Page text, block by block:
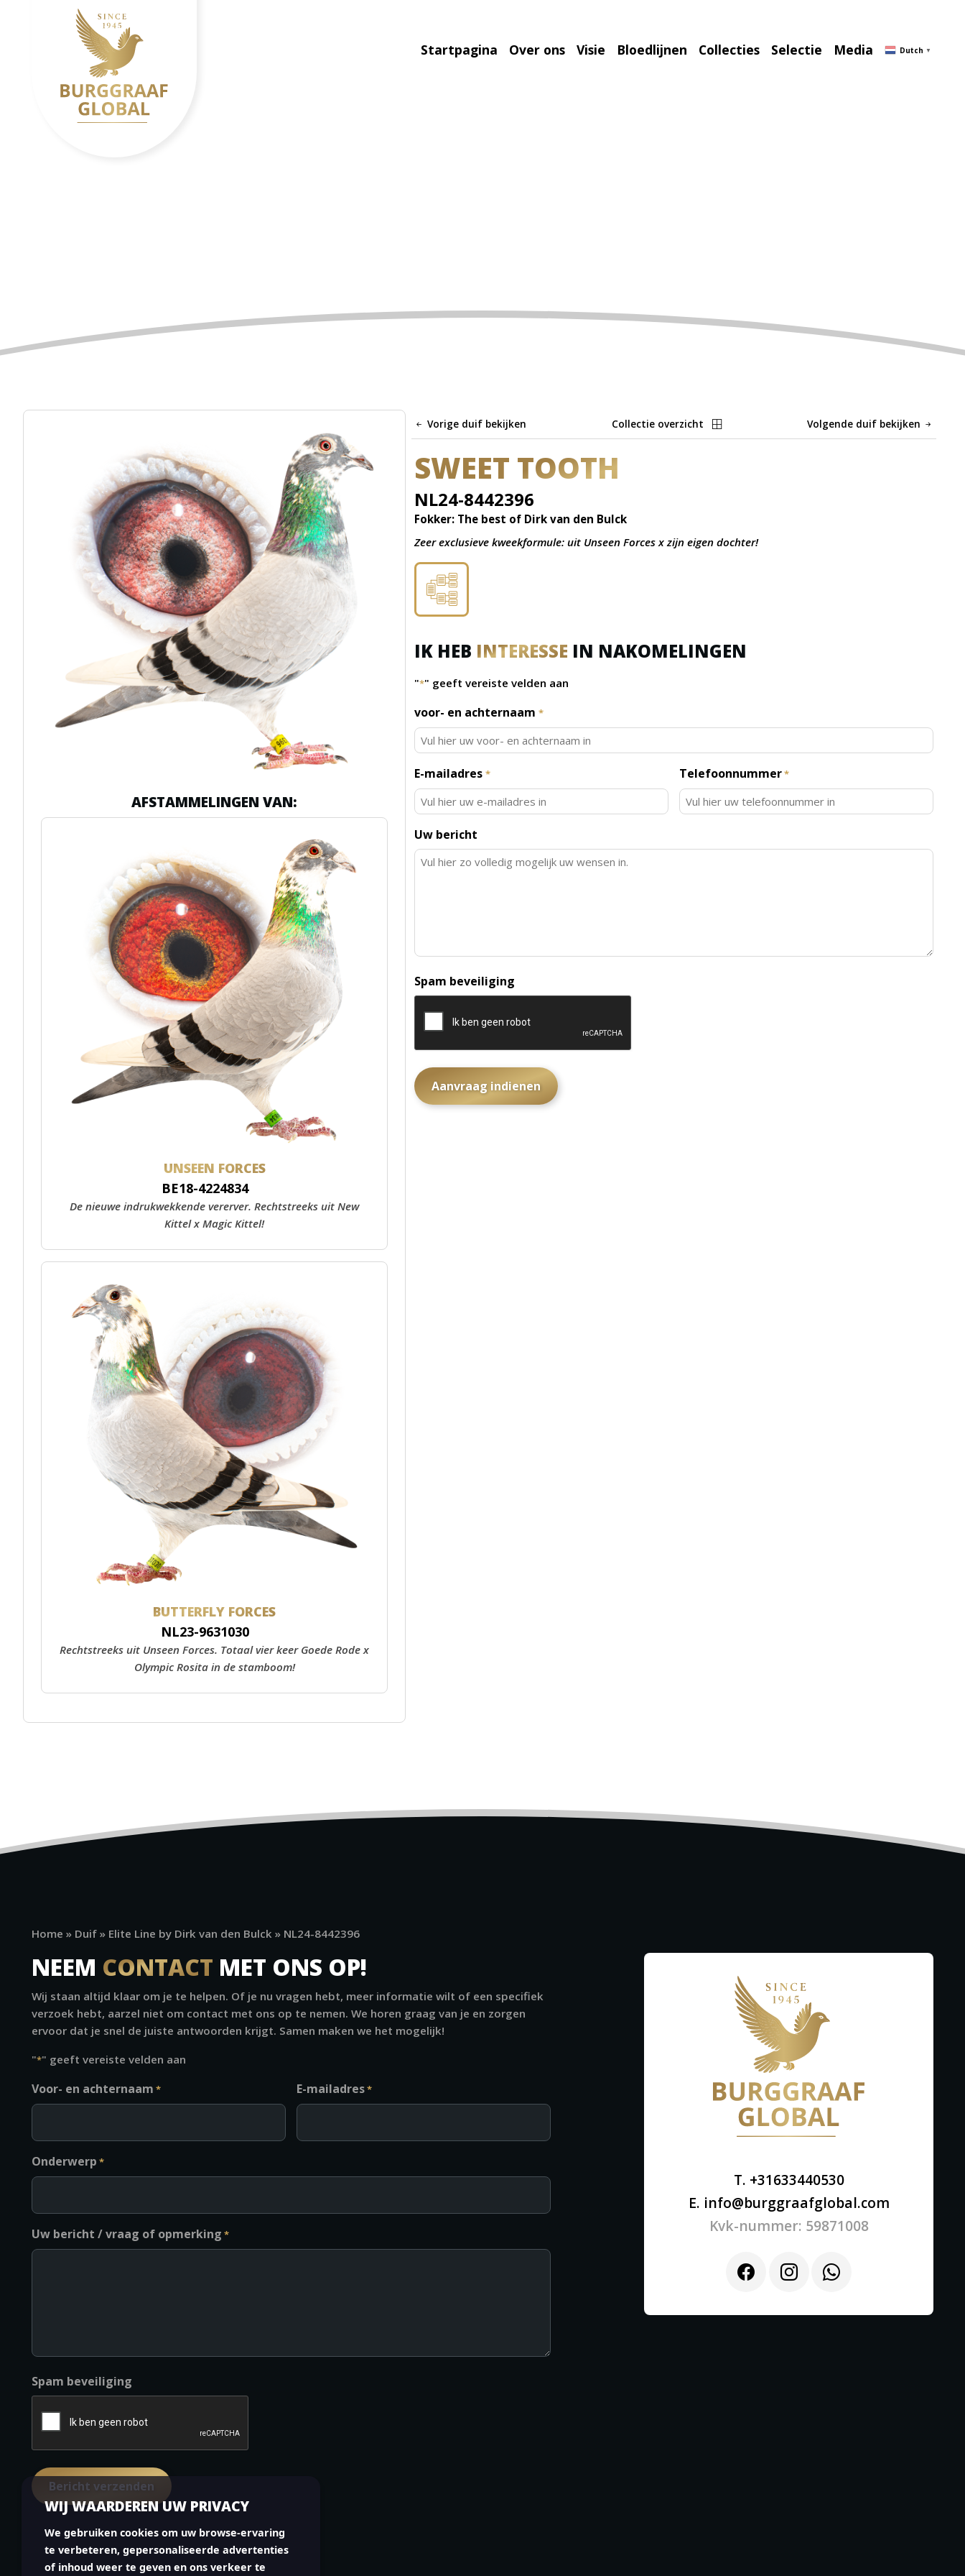
Startpagina Over ons Visie Bloedlijnen Collecties Selectie Media Dutch ▼
AFSTAMMELINGEN VAN:
UNSEEN FORCES
BE18-4224834
De nieuwe indrukwekkende vererver. Rechtstreeks uit New
Kittel x Magic Kittel!
BUTTERFLY FORCES
NL23-9631030
Rechtstreeks uit Unseen Forces. Totaal vier keer Goede Rode x
Olympic Rosita in de stamboom!
Vorige duif bekijken Collectie overzicht Volgende duif bekijken
SWEET TOOTH
NL24-8442396
Fokker: The best of Dirk van den Bulck
Zeer exclusieve kweekformule: uit Unseen Forces x zijn eigen dochter!
IK HEB INTERESSE IN NAKOMELINGEN
"*" geeft vereiste velden aan
voor- en achternaam *
E-mailadres * Telefoonnummer*
Uw bericht
Spam beveiliging
Home » Duif » Elite Line by Dirk van den Bulck » NL24-8442396
NEEM CONTACT MET ONS OP!
Wij staan altijd klaar om je te helpen. Of je nu vragen hebt, meer informatie wilt of een specifiek
verzoek hebt, aarzel niet om contact met ons op te nemen. We horen graag van je en zorgen
ervoor dat je snel de juiste antwoorden krijgt. Samen maken we het mogelijk!
"*" geeft vereiste velden aan
Voor- en achternaam * E-mailadres*
Onderwerp *
Uw bericht / vraag of opmerking *
Spam beveiliging
T. +31633440530
E. info@burggraafglobal.com
Kvk-nummer: 59871008
WIJ WAARDEREN UW PRIVACY
We gebruiken cookies om uw browse-ervaring
te verbeteren, gepersonaliseerde advertenties
of inhoud weer te geven en ons verkeer te